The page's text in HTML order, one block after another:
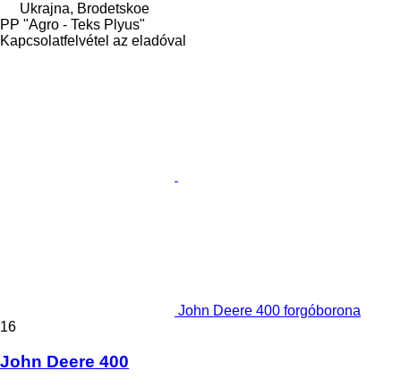
Ukrajna, Brodetskoe
PP "Agro - Teks Plyus"
Kapcsolatfelvétel az eladóval
John Deere 400 forgóborona
16
John Deere 400